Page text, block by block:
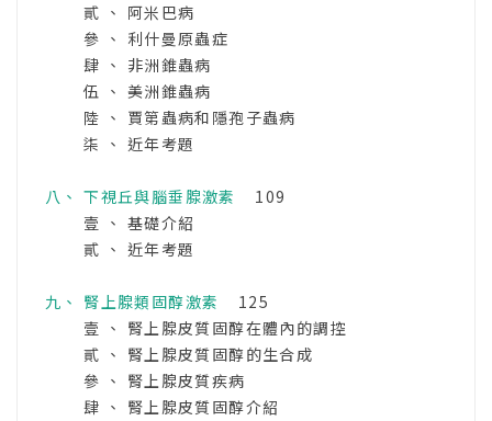
貳 、 阿米巴病
參 、 利什曼原蟲症
肆 、 非洲錐蟲病
伍 、 美洲錐蟲病
陸 、 賈第蟲病和隱孢子蟲病
柒 、 近年考題
八、 下視丘與腦垂腺激素 109
壹 、 基礎介紹
貳 、 近年考題
九、 腎上腺類固醇激素 125
壹 、 腎上腺皮質固醇在體內的調控
貳 、 腎上腺皮質固醇的生合成
參 、 腎上腺皮質疾病
肆 、 腎上腺皮質固醇介紹